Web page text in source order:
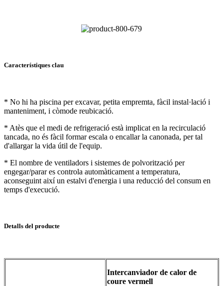
Característiques clau
* No hi ha piscina per excavar, petita empremta, fàcil instal·lació i
manteniment, i còmode reubicació.
* Atès que el medi de refrigeració està implicat en la recirculació
tancada, no és fàcil formar escala o encallar la canonada, per tal
d'allargar la vida útil de l'equip.
* El nombre de ventiladors i sistemes de polvorització per
engegar/parar es controla automàticament a temperatura,
aconseguint així un estalvi d'energia i una reducció del consum en
temps d'execució.
Detalls del producte
Intercanviador de calor de
coure vermell